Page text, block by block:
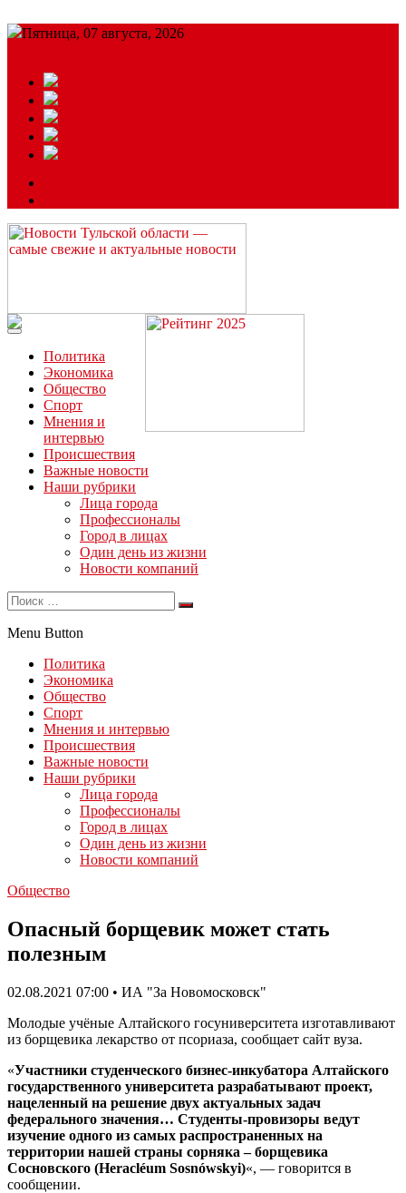
Пятница, 07 августа, 2026
Читайте последние новости дня в Тульской области на сайте
“ЗаНовомосковск”
Политика
Экономика
Общество
Спорт
Мнения и
интервью
Происшествия
Важные новости
Наши рубрики
Лица города
Профессионалы
Город в лицах
Один день из жизни
Новости компаний
Menu Button
Политика
Экономика
Общество
Спорт
Мнения и интервью
Происшествия
Важные новости
Наши рубрики
Лица города
Профессионалы
Город в лицах
Один день из жизни
Новости компаний
Общество
Опасный борщевик может стать
полезным
02.08.2021 07:00 • ИА "За Новомосковск"
Молодые учёные Алтайского госуниверситета изготавливают
из борщевика лекарство от псориаза, сообщает сайт вуза.
«Участники студенческого бизнес-инкубатора Алтайского
государственного университета разрабатывают проект,
нацеленный на решение двух актуальных задач
федерального значения… Студенты-провизоры ведут
изучение одного из самых распространенных на
территории нашей страны сорняка – борщевика
Сосновского (Heracléum Sosnówskyi)«, — говорится в
сообщении.